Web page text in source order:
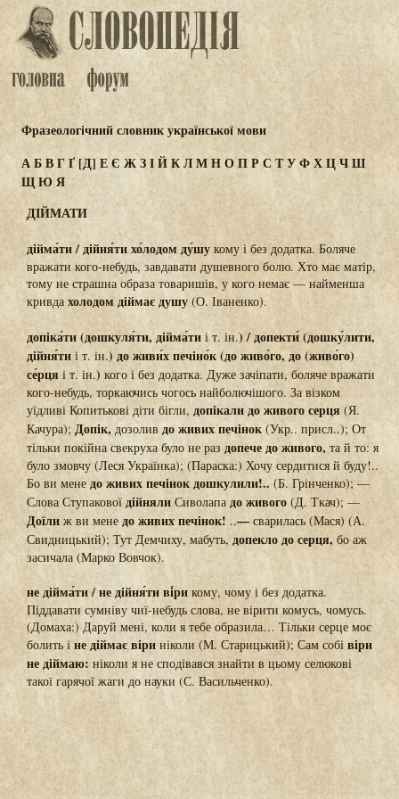
Фразеологічний словник української мови
АБВГҐ[Д] ЕЄ ЖЗІЙКЛМНОПР С ТУФХЦЧШ
ЩЮ Я
ДІЙМАТИ
дійма́ти / дійня́ти хо́лодом ду́шу кому і без додатка. Боляче
вражати кого-небудь, завдавати душевного болю. Хто має матір,
тому не страшна образа товаришів, у кого немає — найменша
кривда холодом діймає душу (О. Іваненко).
допіка́ти (дошкуля́ти, дійма́ти і т. ін.) / допекти́ (дошку́лити,
дійня́ти і т. ін.) до живи́х печіно́к (до живо́го, до (живо́го)
се́рця і т. ін.) кого і без додатка. Дуже зачіпати, боляче вражати
кого-небудь, торкаючись чогось найболючішого. За візком
уїдливі Копитькові діти бігли, допікали до живого серця (Я.
Качура); Допік, дозолив до живих печінок(Укр.. присл..); От
тільки покійна свекруха було не раздопече до живого, та й то: я
було змовчу (Леся Українка); (Параска:) Хочу сердитися й буду!..
Бо ви мене до живих печінок дошкулили!.. (Б. Грінченко); —
Слова Ступакової дійняли Сиволападо живого (Д. Ткач); —
Доїли ж ви мене до живих печінок! ..— сварилась (Мася) (А.
Свидницький); Тут Демчиху, мабуть, допекло до серця,бо аж
засичала (Марко Вовчок).
не дійма́ти / не дійня́ти ві́ри кому, чому і без додатка.
Піддавати сумніву чиї-небудь слова, не вірити комусь, чомусь.
(Домаха:) Даруй мені, коли я тебе образила… Тільки серце моє
болить іне діймає віриніколи (М. Старицький); Сам собі віри
не діймаю: ніколи я не сподівався знайти в цьому селюкові
такої гарячої жаги до науки (С. Васильченко).